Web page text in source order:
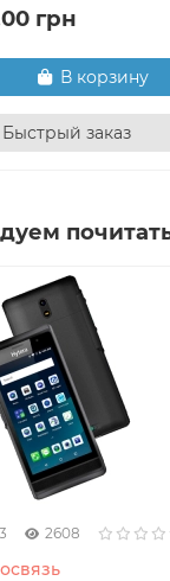
грн
В корзину
Быстрый заказ
2608